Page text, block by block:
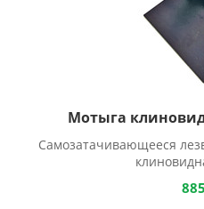
Мотыга
Самозатачивающееся
885